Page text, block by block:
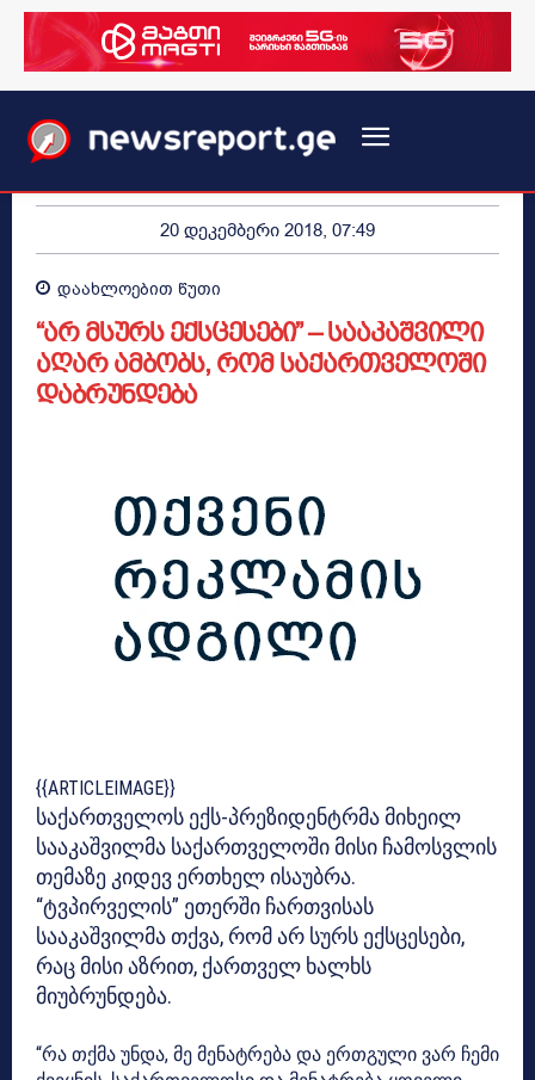
20 დეკემბერი 2018, 07:49
დაახლოებით წუთი
“არ მსურს ექსცესები” – სააკაშვილი
აღარ ამბობს, რომ საქართველოში
დაბრუნდება
{{ARTICLEIMAGE}}
საქართველოს ექს-პრეზიდენტრმა მიხეილ
სააკაშვილმა საქართველოში მისი ჩამოსვლის
თემაზე კიდევ ერთხელ ისაუბრა.
“ტვპირველის” ეთერში ჩართვისას
სააკაშვილმა თქვა, რომ არ სურს ექსცესები,
რაც მისი აზრით, ქართველ ხალხს
მიუბრუნდება.
“რა თქმა უნდა, მე მენატრება და ერთგული ვარ ჩემი